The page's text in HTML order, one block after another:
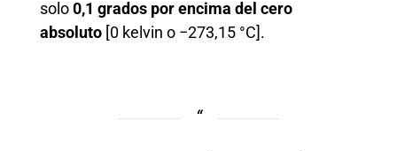
solo0,1 grados por encima del cero
absoluto [0 kelvin o −273,15 °C].